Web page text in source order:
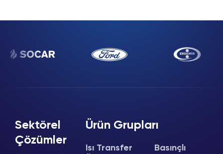
Sektörel
Çözümler
Ürün Grupları
Isı Transfer
Basınçlı